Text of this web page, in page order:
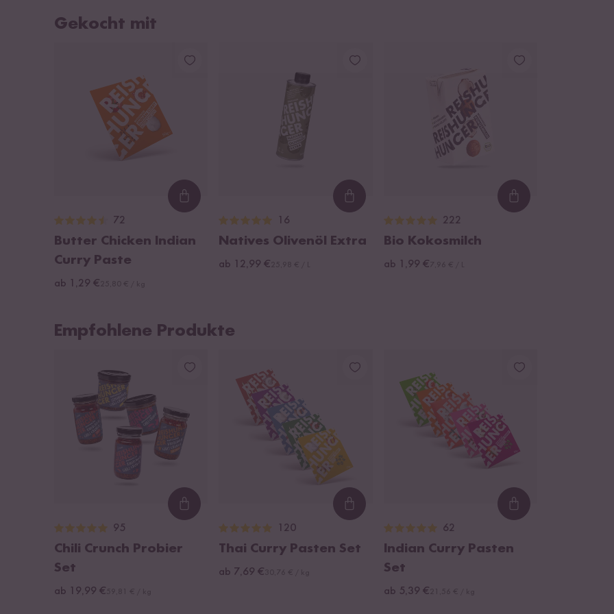
Gekocht mit
Loading...
72
Butter Chicken Indian
Curry Paste
ab 1,29 €
Loading...
16
Natives Olivenöl Extra
ab 12,99 €
Loading...
222
Bio Kokosmilch
ab 1,99 €
Empfohlene Produkte
Loading...
95
Chili Crunch Probier
Set
ab 19,99 €
Loading...
120
Thai Curry Pasten Set
ab 7,69 €
Loading...
62
Indian Curry Pasten
Set
ab 5,39 €